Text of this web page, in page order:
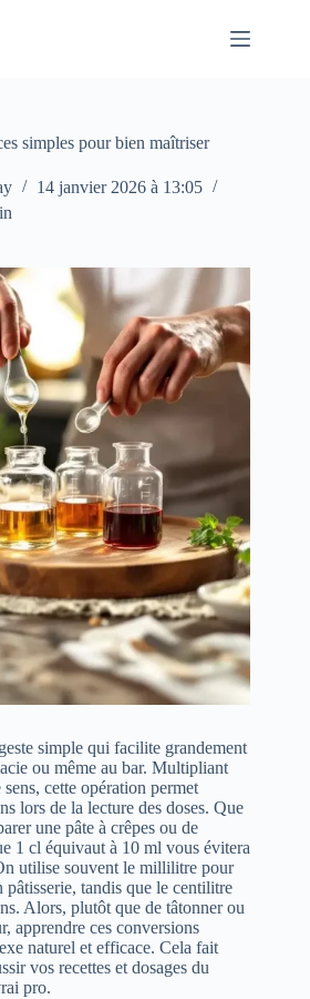
simples pour bien maîtriser
14 janvier 2026 à 13:05
simple qui facilite grandement
ou même au bar. Multipliant
cette opération permet
lors de la lecture des doses. Que
une pâte à crêpes ou de
1 cl équivaut à 10 ml vous évitera
utilise souvent le millilitre pour
pâtisserie, tandis que le centilitre
Alors, plutôt que de tâtonner ou
apprendre ces conversions
naturel et efficace. Cela fait
vos recettes et dosages du
pro.